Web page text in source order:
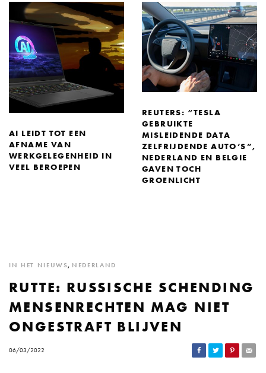
AI LEIDT TOT EEN
AFNAME VAN
WERKGELEGENHEID IN
VEEL BEROEPEN
REUTERS: “TESLA
GEBRUIKTE
MISLEIDENDE DATA
ZELFRIJDENDE AUTO’S”,
NEDERLAND EN BELGIE
GAVEN TOCH
GROENLICHT
IN HET NIEUWS, NEDERLAND
RUTTE: RUSSISCHE SCHENDING
MENSENRECHTEN MAG NIET
ONGESTRAFT BLIJVEN
06/03/2022